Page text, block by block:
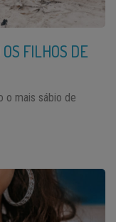
FILHOS DE
o mais sábio de